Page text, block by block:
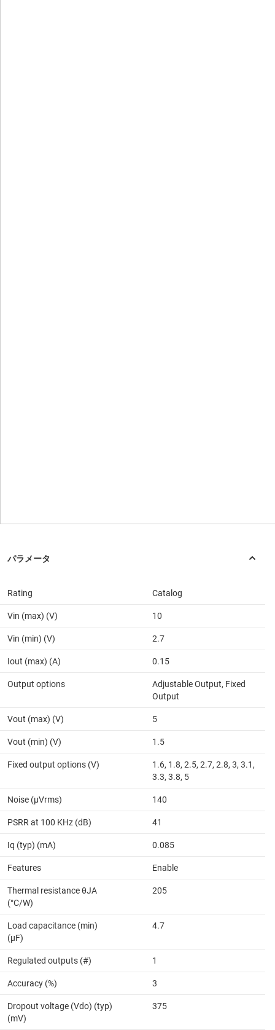
Rating Catalog
Vin (max) (V) 10
Vin (min) (V) 2.7
Iout (max) (A) 0.15
Output options
Adjustable Output, Fixed
Output
Vout (max) (V) 5
Vout (min) (V) 1.5
Fixed output options (V)
1.6, 1.8, 2.5, 2.7, 2.8, 3, 3.1,
3.3, 3.8, 5
Noise (µVrms) 140
PSRR at 100 KHz (dB) 41
Iq (typ) (mA) 0.085
Features Enable
Thermal resistance θJA
(°C/W)
205
Load capacitance (min)
(µF)
4.7
Regulated outputs (#) 1
Accuracy (%) 3
Dropout voltage (Vdo) (typ)
(mV)
375